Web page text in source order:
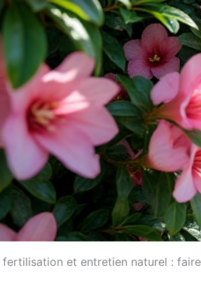
fertilisation et entretien naturel :